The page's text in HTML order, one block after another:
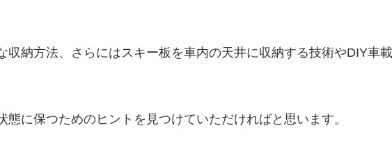
納方法、さらにはスキー板を車内の天井に収納する技術やDIY車
に保つためのヒントを見つけていただければと思います。